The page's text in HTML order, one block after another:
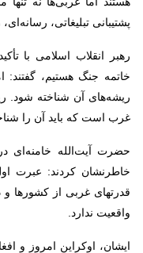
پشتیبانی تبلیغاتی،
رهبر انقلاب اسلامی با
خاتمه جنگ هستیم،
ریشه‌های آن شناخته شود.
غرب است که باید آن را
حضرت آیت‌الله خامنه‌ای
خاطرنشان کردند: عبرت
قدرتهای غربی از کشورها
واقعیت ندارد.
ایشان، اوکراینِ امروز و